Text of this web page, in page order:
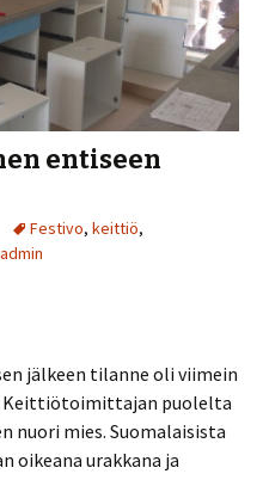
entiseen
Festivo, keittiö,
admin
jälkeen tilanne oli viimein
Keittiötoimittajan puolelta
nuori mies. Suomalaisista
oikeana urakkana ja